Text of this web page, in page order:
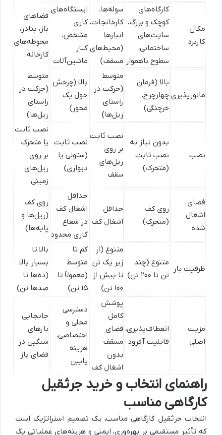
مکان
کاربرد
کارگاه‌های
کوچک و بزرگ،
سایت‌های
ساختمانی،
سطوح ناهموار
سوله‌ها،
کارخانجات،
انبارها
(محیط‌های
مسقف)
ایستگاه‌های
کاری
مشخص،
کنار
ماشین‌آلات
فضاهای
باز، بنادر،
محوطه‌های
کارخانه
مانورپذیری
بالا (فرمان
چهارچرخ،
خرچنگی)
متوسط
(حرکت در
راستای
ریل‌ها)
بالا (چرخش
حول یک
محور)
متوسط
(حرکت در
راستای
ریل‌ها)
نصب
بدون نیاز به
نصب ثابت
(متحرک)
نصب ثابت
بر روی
ریل‌های
سقف
نصب ثابت
(ستونی یا
دیواری)
نصب ثابت
یا متحرک
بر روی
ریل‌های
زمینی
فضای
اشغال
شده
روی کف
(متحرک)
حداقل
اشغال کف
حداقل
اشغال کف
در شعاع
کاری محدود
روی کف
(ریل‌ها و
پایه‌ها)
ظرفیت بار
متنوع (چند
تن تا ۲۰۰ تن)
متنوع (از
زیر یک تن
تا بیش از
۱۰۰ تن)
کم تا
متوسط
(معمولاً تا
۱۵ تن)
بالا تا
بسیار بالا
(ده‌ها تا
صدها تن)
مزیت
اصلی
انعطاف‌پذیری،
قابلیت آفرود
پوشش
کامل
فضای
مسقف
بدون
اشغال کف
دسترسی
محلی و
اختصاصی،
هزینه
پایین
جابجایی
بارهای
سنگین در
فضای باز
راهنمای انتخاب و خرید جرثقیل
کارگاهی مناسب
انتخاب جرثقیل کارگاهی مناسب، یک تصمیم استراتژیک است
که تأثیر مستقیمی بر بهره‌وری، ایمنی و هزینه‌های عملیاتی یک